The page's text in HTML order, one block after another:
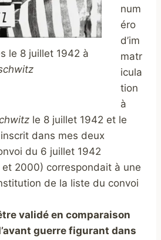
le 8 juillet 1942 à
num
éro
d’im
matr
icula
tion
à
le 8 juillet 1942 et le
dans mes deux
du 6 juillet 1942
2000) correspondait à une
de la liste du convoi
validé en comparaison
guerre figurant dans